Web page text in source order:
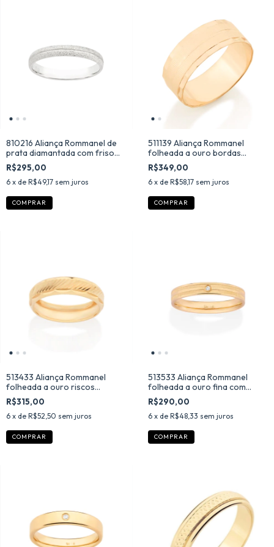
810216 Aliança Rommanel de
prata diamantada com friso
liso fina
R$295,00
6 x de R$49,17 sem juros
COMPRAR
511139 Aliança Rommanel
folheada a ouro bordas
diamantadas
R$349,00
6 x de R$58,17 sem juros
COMPRAR
513433 Aliança Rommanel
folheada a ouro riscos
diagonais 5 mm
R$315,00
6 x de R$52,50 sem juros
COMPRAR
513533 Aliança Rommanel
folheada a ouro fina com
frisos e zircônia
R$290,00
6 x de R$48,33 sem juros
COMPRAR